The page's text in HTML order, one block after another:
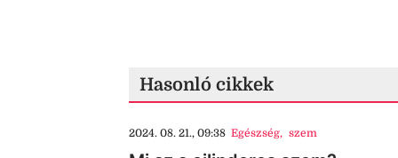
Hasonló cikkek
2024. 08. 21., 09:38 Egészség, szem